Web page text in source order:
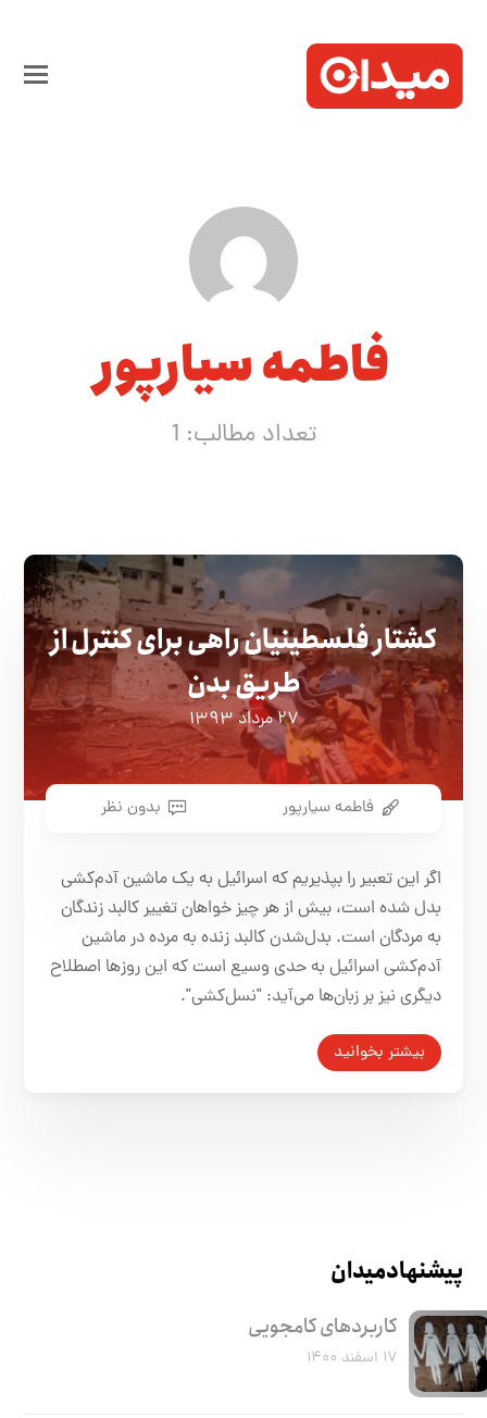
فاطمه سیارپور
تعداد مطالب: 1
کشتار فلسطینیان راهی برای کنترل از
طریق بدن
۲۷ مرداد ۱۳۹۳
فاطمه سیارپور بدون نظر
اگر این تعبیر را بپذیریم که اسرائیل به یک ماشین آدم‌کشی
بدل شده است، بیش از هر چیز خواهان تغییر کالبد زندگان
به مردگان است. بدل‌شدن کالبد زنده به مرده در ماشین
آدم‌کشی اسرائیل به حدی وسیع است که این روزها اصطلاح
دیگری نیز بر زبان‌ها می‌آید: "نسل‌کشی".
بیشتر بخوانید
پیشنهاد میدان
کاربرد‌های کامجویی
۱۷ اسفند ۱۴۰۰